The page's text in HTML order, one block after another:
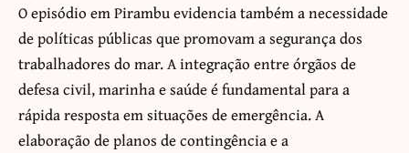
O episódio em Pirambu evidencia também a necessidade
de políticas públicas que promovam a segurança dos
trabalhadores do mar. A integração entre órgãos de
defesa civil, marinha e saúde é fundamental para a
rápida resposta em situações de emergência. A
elaboração de planos de contingência e a